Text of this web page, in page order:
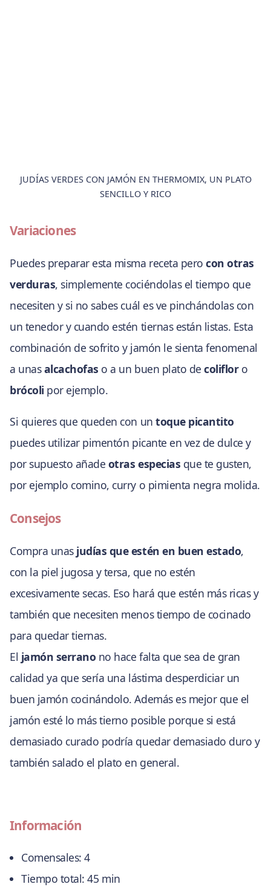
JUDÍAS VERDES CON JAMÓN EN THERMOMIX, UN PLATO
SENCILLO Y RICO
Variaciones
Puedes preparar esta misma receta perocon otras
verduras, simplemente cociéndolas el tiempo que
necesiten y si no sabes cuál es ve pinchándolas con
un tenedor y cuando estén tiernas están listas. Esta
combinación de sofrito y jamón le sienta fenomenal
a unasalcachofas o a un buen plato decolifloro
brócoli por ejemplo.
Si quieres que queden con untoque picantito
puedes utilizar pimentón picante en vez de dulce y
por supuesto añade otras especias que te gusten,
por ejemplo comino, curry o pimienta negra molida.
Consejos
Compra unas judías que estén en buen estado,
con la piel jugosa y tersa, que no estén
excesivamente secas. Eso hará que estén más ricas y
también que necesiten menos tiempo de cocinado
para quedar tiernas.
El jamón serrano no hace falta que sea de gran
calidad ya que sería una lástima desperdiciar un
buen jamón cocinándolo. Además es mejor que el
jamón esté lo más tierno posible porque si está
demasiado curado podría quedar demasiado duro y
también salado el plato en general.
Información
Comensales: 4
Tiempo total: 45 min